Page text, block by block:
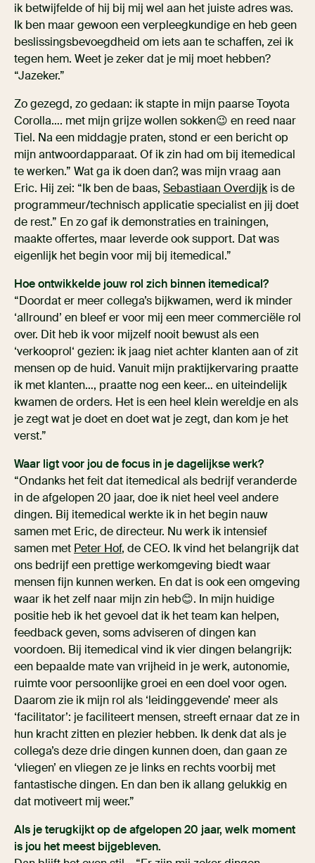
ik betwijfelde of hij bij mij wel aan het juiste adres was.
Ik ben maar gewoon een verpleegkundige en heb geen
beslissingsbevoegdheid om iets aan te schaffen, zei ik
tegen hem. Weet je zeker dat je mij moet hebben?
“Jazeker.”
Zo gezegd, zo gedaan: ik stapte in mijn paarse Toyota
Corolla…. met mijn grijze wollen sokken😉 en reed naar
Tiel. Na een middagje praten, stond er een bericht op
mijn antwoordapparaat. Of ik zin had om bij itemedical
te werken.” Wat ga ik doen dan?, was mijn vraag aan
Eric. Hij zei: “Ik ben de baas, Sebastiaan Overdijk is de
programmeur/technisch applicatie specialist en jij doet
de rest.” En zo gaf ik demonstraties en trainingen,
maakte offertes, maar leverde ook support. Dat was
eigenlijk het begin voor mij bij itemedical.”
Hoe ontwikkelde jouw rol zich binnen itemedical?
“Doordat er meer collega’s bijkwamen, werd ik minder
‘allround’ en bleef er voor mij een meer commerciële rol
over. Dit heb ik voor mijzelf nooit bewust als een
‘verkooprol‘ gezien: ik jaag niet achter klanten aan of zit
mensen op de huid. Vanuit mijn praktijkervaring praatte
ik met klanten…, praatte nog een keer… en uiteindelijk
kwamen de orders. Het is een heel klein wereldje en als
je zegt wat je doet en doet wat je zegt, dan kom je het
verst.”
Waar ligt voor jou de focus in je dagelijkse werk?
“Ondanks het feit dat itemedical als bedrijf veranderde
in de afgelopen 20 jaar, doe ik niet heel veel andere
dingen. Bij itemedical werkte ik in het begin nauw
samen met Eric, de directeur. Nu werk ik intensief
samen met Peter Hof, de CEO. Ik vind het belangrijk dat
ons bedrijf een prettige werkomgeving biedt waar
mensen fijn kunnen werken. En dat is ook een omgeving
waar ik het zelf naar mijn zin heb😊. In mijn huidige
positie heb ik het gevoel dat ik het team kan helpen,
feedback geven, soms adviseren of dingen kan
voordoen. Bij itemedical vind ik vier dingen belangrijk:
een bepaalde mate van vrijheid in je werk, autonomie,
ruimte voor persoonlijke groei en een doel voor ogen.
Daarom zie ik mijn rol als ‘leidinggevende’ meer als
‘facilitator’: je faciliteert mensen, streeft ernaar dat ze in
hun kracht zitten en plezier hebben. Ik denk dat als je
collega’s deze drie dingen kunnen doen, dan gaan ze
‘vliegen’ en vliegen ze je links en rechts voorbij met
fantastische dingen. En dan ben ik allang gelukkig en
dat motiveert mij weer.”
Als je terugkijkt op de afgelopen 20 jaar, welk moment
is jou het meest bijgebleven.